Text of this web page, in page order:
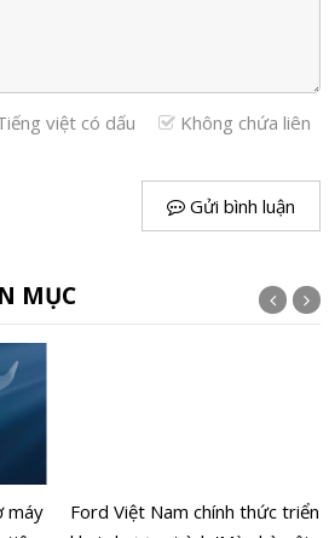
việt có dấu
Không chứa liên
Gửi bình luận
MỤC
máy
Ford Việt Nam chính thức triển